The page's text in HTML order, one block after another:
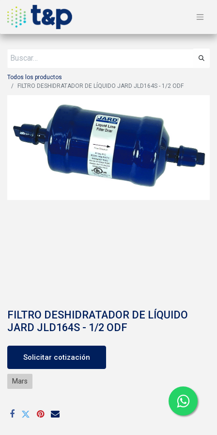
Todos los productos
FILTRO DESHIDRATADOR DE LÍQUIDO JARD JLD164S - 1/2 ODF
FILTRO DESHIDRATADOR DE LÍQUIDO
JARD JLD164S - 1/2 ODF
Solicitar cotización
Mars